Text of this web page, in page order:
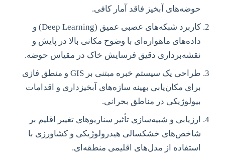
حوضه‌های آبخیز فاقد آمار کافی.
کاربرد شبکه‌های عصبی عمیق (Deep Learning) و
داده‌های ماهواره‌ای با وضوح مکانی بالا در پایش و
نقشه‌برداری دقیق فرسایش خاک در مقیاس حوضه.
طراحی یک سیستم خبره مبتنی بر GIS و منطق فازی
برای مکان‌یابی بهینه سازه‌های آبخیزداری و اقدامات
بیولوژیکی در مناطق بحرانی.
ارزیابی و شبیه‌سازی تأثیر سناریوهای تغییر اقلیم بر
شاخص‌های خشکسالی هیدرولوژیکی و کشاورزی با
استفاده از مدل‌های اقلیمی منطقه‌ای.